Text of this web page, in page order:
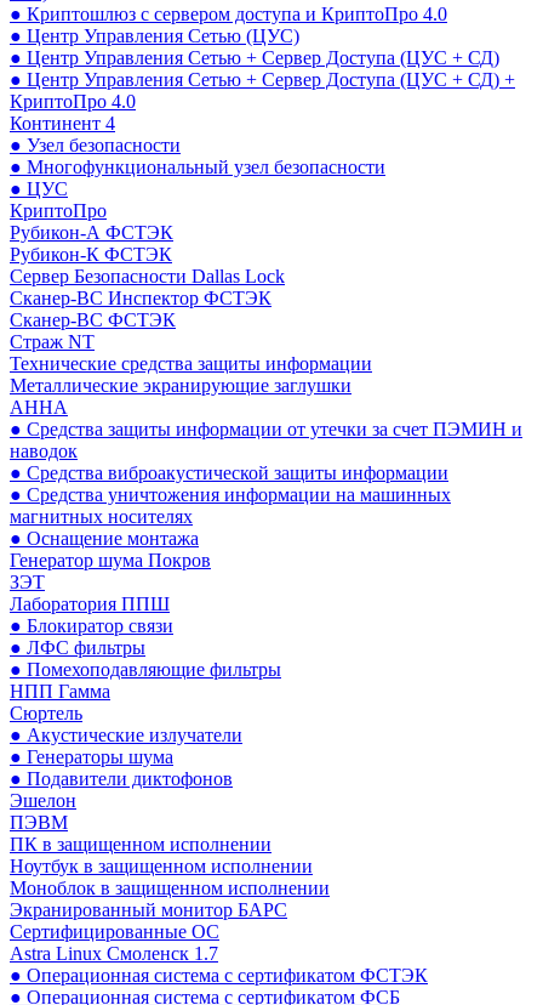
● Криптошлюз с сервером доступа и КриптоПро 4.0
● Центр Управления Сетью (ЦУС)
● Центр Управления Сетью + Сервер Доступа (ЦУС + СД)
● Центр Управления Сетью + Сервер Доступа (ЦУС + СД) +
КриптоПро 4.0
Континент 4
● Узел безопасности
● Многофункциональный узел безопасности
● ЦУС
КриптоПро
Рубикон-А ФСТЭК
Рубикон-К ФСТЭК
Сервер Безопасности Dallas Lock
Сканер-ВС Инспектор ФСТЭК
Сканер-ВС ФСТЭК
Страж NT
Технические средства защиты информации
Металлические экранирующие заглушки
АННА
● Средства защиты информации от утечки за счет ПЭМИН и
наводок
● Средства виброакустической защиты информации
● Средства уничтожения информации на машинных
магнитных носителях
● Оснащение монтажа
Генератор шума Покров
ЗЭТ
Лаборатория ППШ
● Блокиратор связи
● ЛФС фильтры
● Помехоподавляющие фильтры
НПП Гамма
Сюртель
● Акустические излучатели
● Генераторы шума
● Подавители диктофонов
Эшелон
ПЭВМ
ПК в защищенном исполнении
Ноутбук в защищенном исполнении
Моноблок в защищенном исполнении
Экранированный монитор БАРС
Сертифицированные ОС
Astra Linux Смоленск 1.7
● Операционная система с сертификатом ФСТЭК
● Операционная система с сертификатом ФСБ